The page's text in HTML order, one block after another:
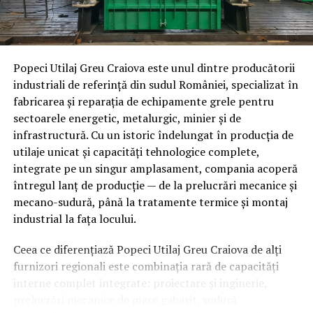
În premieră mondială, Roborock a prezentat la CES
2026 modelul Roborock Saros Rover, primul aspirator
robot din lume care se deplasează pe două picioare cu
roți. Fiecare picior se poate întinde, ridica sau înălța,
imitând mobilitatea umană. Acest lucru îi permite
robotului să ridice și să coboare independent fiecare
picior, să execute sărituri mici, viraje agile, opriri bruște
și schimbări de direcție, menținându-și echilibrul chiar și
pe teren denivelat.
La nivel de software, Saros Rover utilizează algoritmi de
inteligență artificială împreună cu senzori de mișcare
complecși și informații spațiale 3D pentru a înțelege
mediul înconjurător și pentru a face ca picioarele să
reacționeze cu precizie.
Popeci Utilaj Greu Craiova este unul dintre producătorii
industriali de referință din sudul României, specializat în
fabricarea și reparația de echipamente grele pentru
sectoarele energetic, metalurgic, minier și de
infrastructură. Cu un istoric îndelungat în producția de
utilaje unicat și capacități tehnologice complete,
integrate pe un singur amplasament, compania acoperă
întregul lanț de producție — de la prelucrări mecanice și
mecano-sudură, până la tratamente termice și montaj
industrial la fața locului.
Ceea ce diferențiază Popeci Utilaj Greu Craiova de alți
furnizori regionali este combinația rară de capacități
interne complet integrate: proiectare și inginerie,